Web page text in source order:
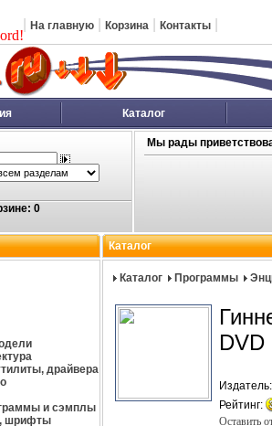
На главную Корзина Контакты
Каталог
0
Мы рады
драйвера
и сэмплы
шрифты
Каталог
Каталог Программы
Рейтинг:
Оставить